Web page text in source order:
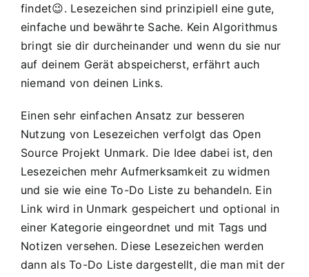
findet😉. Lesezeichen sind prinzipiell eine gute,
einfache und bewährte Sache. Kein Algorithmus
bringt sie dir durcheinander und wenn du sie nur
auf deinem Gerät abspeicherst, erfährt auch
niemand von deinen Links.
Einen sehr einfachen Ansatz zur besseren
Nutzung von Lesezeichen verfolgt das Open
Source Projekt Unmark. Die Idee dabei ist, den
Lesezeichen mehr Aufmerksamkeit zu widmen
und sie wie eine To-Do Liste zu behandeln. Ein
Link wird in Unmark gespeichert und optional in
einer Kategorie eingeordnet und mit Tags und
Notizen versehen. Diese Lesezeichen werden
dann als To-Do Liste dargestellt, die man mit der